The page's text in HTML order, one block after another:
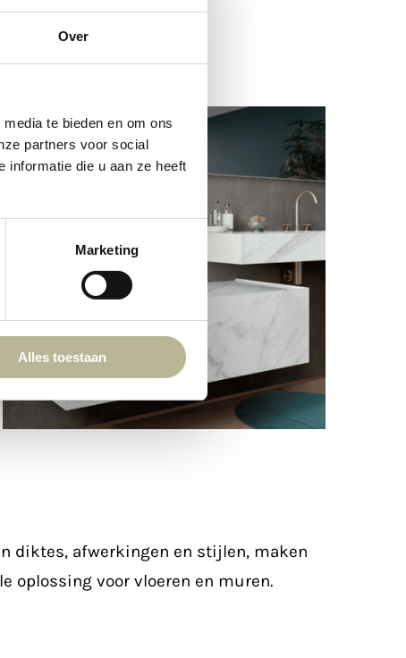
Over
te bieden en om ons
partners voor social
informatie die u aan ze heeft
Marketing
Alles toestaan
diktes, afwerkingen en stijlen, maken
oplossing voor vloeren en muren.